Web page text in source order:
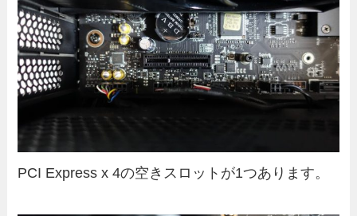
PCI Express x 4の空きスロットが1つあります。